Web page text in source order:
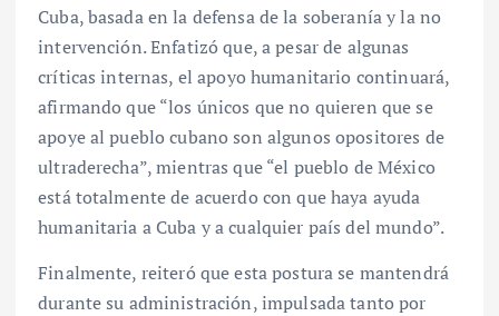
Cuba, basada en la defensa de la soberanía y la no
intervención. Enfatizó que, a pesar de algunas
críticas internas, el apoyo humanitario continuará,
afirmando que “los únicos que no quieren que se
apoye al pueblo cubano son algunos opositores de
ultraderecha”, mientras que “el pueblo de México
está totalmente de acuerdo con que haya ayuda
humanitaria a Cuba y a cualquier país del mundo”.
Finalmente, reiteró que esta postura se mantendrá
durante su administración, impulsada tanto por